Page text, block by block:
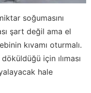
soğumasını
şart değil ama el
kıvamı oturmalı.
için ılıması
hale